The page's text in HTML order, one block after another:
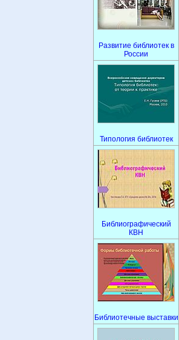
Развитие библиотек в
России
Типология библиотек
Библиографический
КВН
Библиотечные выставки